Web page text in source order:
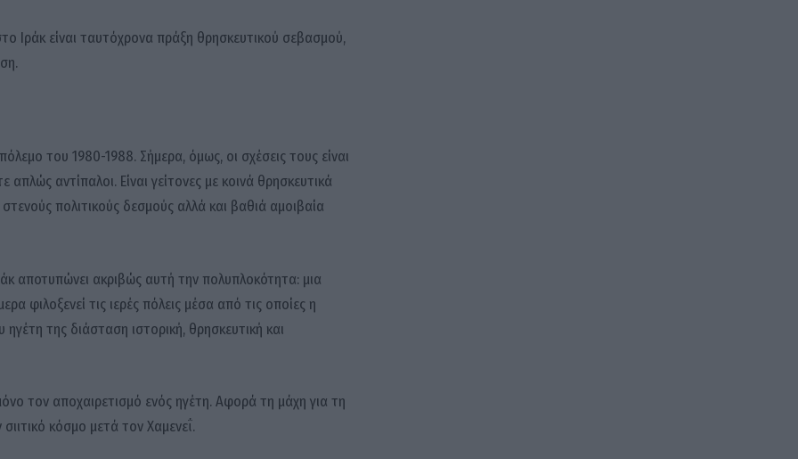
Ιράκ είναι ταυτόχρονα πράξη θρησκευτικού σεβασμού,
του 1980-1988. Σήμερα, όμως, οι σχέσεις τους είναι
αντίπαλοι. Είναι γείτονες με κοινά θρησκευτικά
πολιτικούς δεσμούς αλλά και βαθιά αμοιβαία
αποτυπώνει ακριβώς αυτή την πολυπλοκότητα: μια
φιλοξενεί τις ιερές πόλεις μέσα από τις οποίες η
της διάσταση ιστορική, θρησκευτική και
τον αποχαιρετισμό ενός ηγέτη. Αφορά τη μάχη για τη
κόσμο μετά τον Χαμενεΐ.